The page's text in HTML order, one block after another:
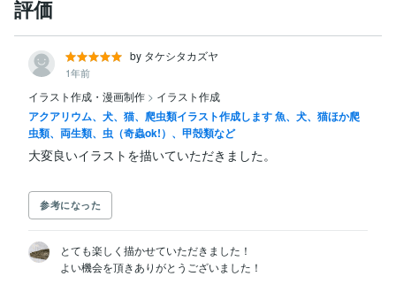
評価
by タケシタカズヤ
1年前
イラスト作成・漫画制作 > イラスト作成
アクアリウム、犬、猫、爬虫類イラスト作成します 魚、犬、猫ほか爬
虫類、両生類、虫（奇蟲ok!）、甲殻類など
参考になった
とても楽しく描かせていただきました！
よい機会を頂きありがとうございました！